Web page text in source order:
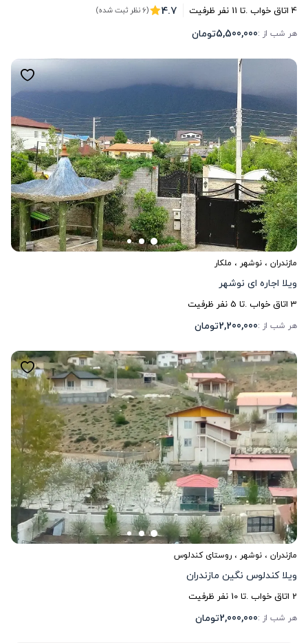
4 اتاق خواب .تا 11 نفر ظرفیت 4.7 (6 نظر ثبت شده)
هر شب از :5,500,000تومان
مازندران ، نوشهر ، ملکار
ویلا اجاره ای نوشهر
3 اتاق خواب .تا 5نفر ظرفیت
هر شب از :2,200,000تومان
مازندران ، نوشهر ، روستای کندلوس
ویلا کندلوس نگین مازندران
2 اتاق خواب .تا10 نفر ظرفیت
هر شب از :2,000,000تومان